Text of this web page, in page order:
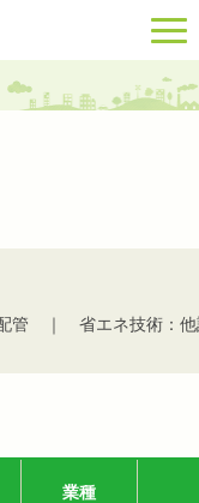
管 ｜ 省エネ技術：他
業種